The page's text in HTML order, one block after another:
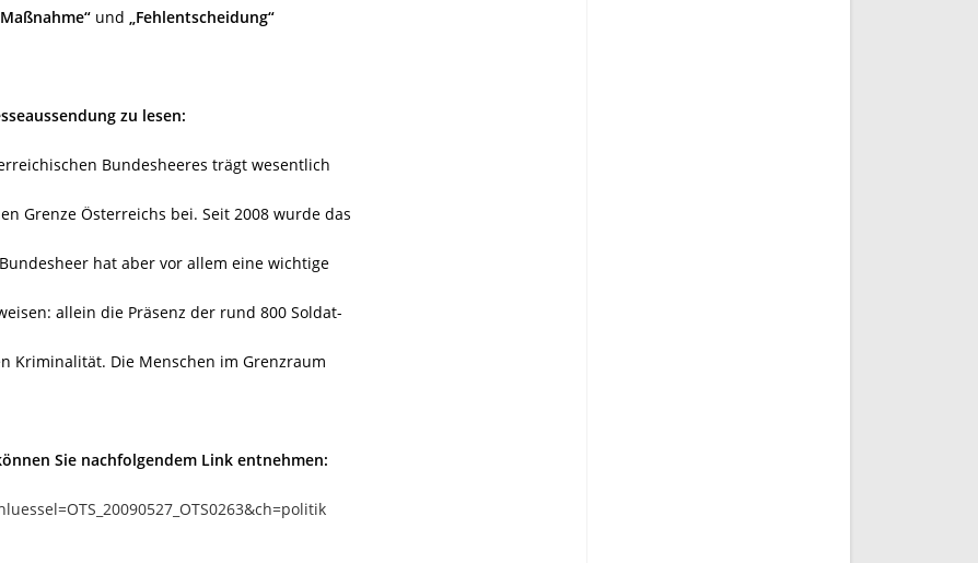
und „Fehlentscheidung“
zu lesen:
Bundesheeres trägt wesentlich
Grenze Österreichs bei. Seit 2008 wurde das
hat aber vor allem eine wichtige
allein die Präsenz der rund 800 Soldat-
Kriminalität. Die Menschen im Grenzraum
Sie nachfolgendem Link entnehmen: